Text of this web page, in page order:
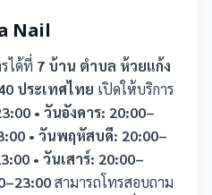
Nail
ได้ที่ 7 บ้าน ตำบล ห้วยแก้ง
ประเทศไทย เปิดให้บริการ
• วันอังคาร: 20:00–
• วันพฤหัสบดี: 20:00–
• วันเสาร์: 20:00–
สามารถโทรสอบถาม